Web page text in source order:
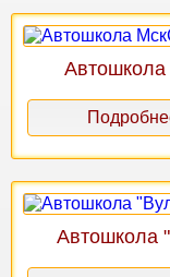
Автошкола
Автошкола